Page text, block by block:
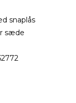
snaplås
sæde